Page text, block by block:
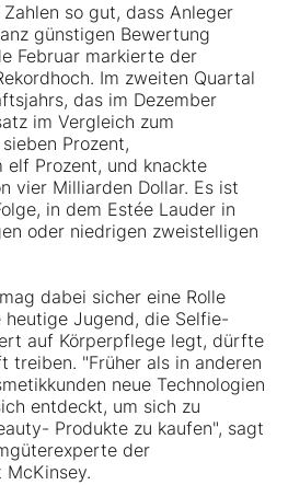
so gut, dass An­leger
günstigen Bewertung
Februar markierte der
Im zweiten Quartal
das im Dezember
im Vergleich zum
Prozent,
Prozent, und knackte
vier Milliarden Dollar. Es ist
in dem Estée Lauder in
oder niedrigen zweistelligen
dabei sicher eine Rolle
heutige Jugend, die Selfie-
auf Körperpflege legt, dürfte
treiben. "Früher als in anderen
neue Technologien
entdeckt, um sich zu
Produkte zu kaufen", sagt
der
McKinsey.